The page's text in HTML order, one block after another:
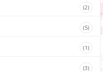
(2)
(5)
(1)
(3)